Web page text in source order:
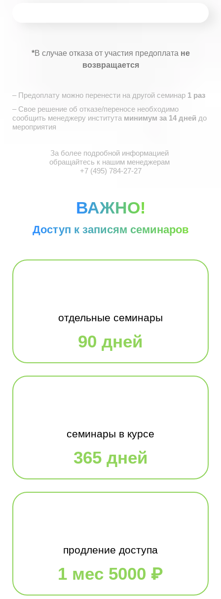
*В случае отказа от участия предоплата не
возвращается
– Предоплату можно перенести на другой семинар 1 раз
– Свое решение об отказе/переносе необходимо
сообщить менеджеру института минимум за 14 дней до
мероприятия
За более подробной информацией
обращайтесь к нашим менеджерам
+7 (495) 784-27-27
ВАЖНО!
Доступ к записям семинаров
отдельные семинары
90 дней
семинары в курсе
365 дней
продление доступа
1 мес 5000 ₽